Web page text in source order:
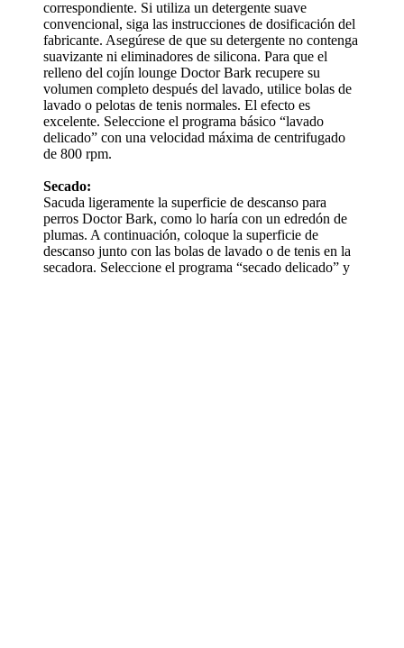
correspondiente. Si utiliza un detergente suave
convencional, siga las instrucciones de dosificación del
fabricante. Asegúrese de que su detergente no contenga
suavizante ni eliminadores de silicona. Para que el
relleno del cojín lounge Doctor Bark recupere su
volumen completo después del lavado, utilice bolas de
lavado o pelotas de tenis normales. El efecto es
excelente. Seleccione el programa básico “lavado
delicado” con una velocidad máxima de centrifugado
de 800 rpm.
Secado:
Sacuda ligeramente la superficie de descanso para
perros Doctor Bark, como lo haría con un edredón de
plumas. A continuación, coloque la superficie de
descanso junto con las bolas de lavado o de tenis en la
secadora. Seleccione el programa “secado delicado” y